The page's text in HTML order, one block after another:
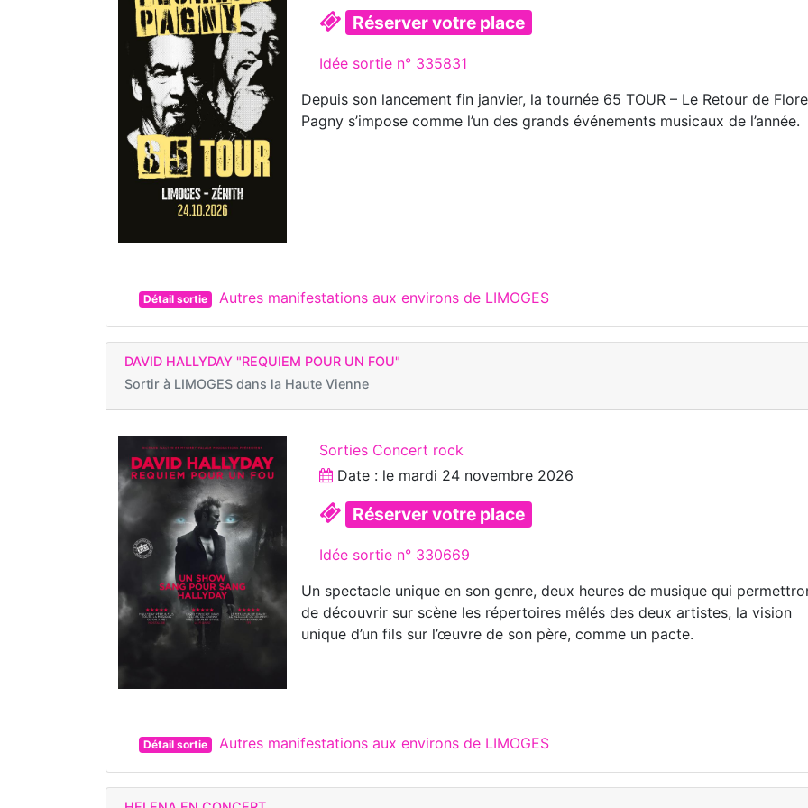
Réserver votre place
Idée sortie n° 335831
Depuis son lancement fin janvier, la tournée 65 TOUR – Le Retour de
Pagny s’impose comme l’un des grands événements musicaux de l’année.
Détail sortie Autres manifestations aux environs de LIMOGES
DAVID HALLYDAY "REQUIEM POUR UN FOU"
Sortir à LIMOGES dans la Haute Vienne
Sorties Concert rock
Date : le mardi 24 novembre 2026
Réserver votre place
Idée sortie n° 330669
Un spectacle unique en son genre, deux heures de musique qui
de découvrir sur scène les répertoires mêlés des deux artistes, la vision
unique d’un fils sur l’œuvre de son père, comme un pacte.
Détail sortie Autres manifestations aux environs de LIMOGES